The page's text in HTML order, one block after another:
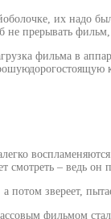
их надо
прерывать
фильма в
– ведь он
звереет,
фильмом